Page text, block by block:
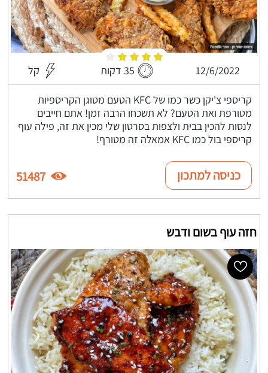
12/6/2022 35 דקות קל
קריספי צ'יקן כשר כמו של KFC הטעם מטוגן הקריספיות
מטורפת ואת הטעם? לא תשכחו הרבה זמן! אתם חייבים
לנסות להכין בבית ולצפות בסרטון שלי מכין את זה, פילה עוף
קריספי בול כמו KFC אמאלה זה מטורף!
כניסה למתכון 51487
חזה עוף בשום ודבש